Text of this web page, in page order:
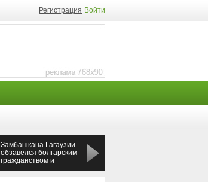
Регистрация Войти
Замбашкана Гагаузии
обзавелся болгарским
гражданством и